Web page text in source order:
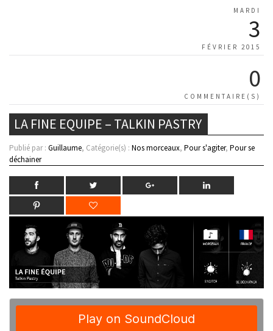
MARDI
3
FÉVRIER 2015
0
COMMENTAIRE(S)
LA FINE EQUIPE – TALKIN PASTRY
Publié par : Guillaume, Catégorie(s) : Nos morceaux, Pour s'agiter, Pour se
déchainer